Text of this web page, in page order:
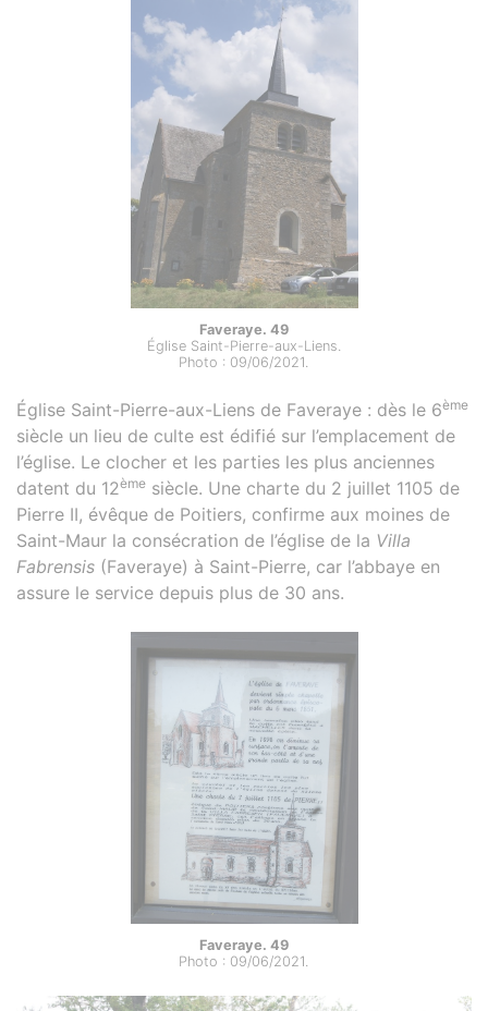
Faveraye. 49
Église Saint-Pierre-aux-Liens.
Photo : 09/06/2021.
Église Saint-Pierre-aux-Liens de Faveraye : dès le 6ème
siècle un lieu de culte est édifié sur l’emplacement de
l’église. Le clocher et les parties les plus anciennes
datent du 12ème siècle. Une charte du 2 juillet 1105 de
Pierre II, évêque de Poitiers, confirme aux moines de
Saint-Maur la consécration de l’église de la Villa
Fabrensis (Faveraye) à Saint-Pierre, car l’abbaye en
assure le service depuis plus de 30 ans.
Faveraye. 49
Photo : 09/06/2021.